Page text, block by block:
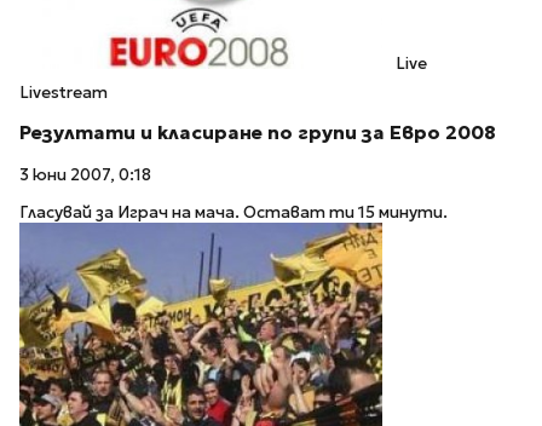
Live
Livestream
Резултати и класиране по групи за Евро 2008
3 юни 2007, 0:18
Гласувай за Играч на мача. Остават ти 15 минути.